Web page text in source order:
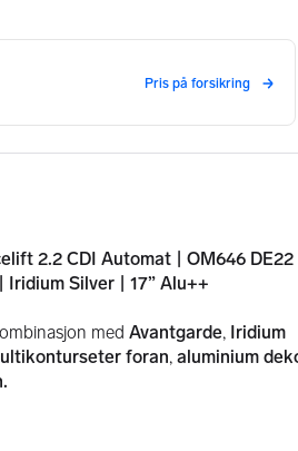
2.2 CDI Automat | OM646 DE22
Silver | 17” Alu++
med Avantgarde, Iridium
foran, aluminium